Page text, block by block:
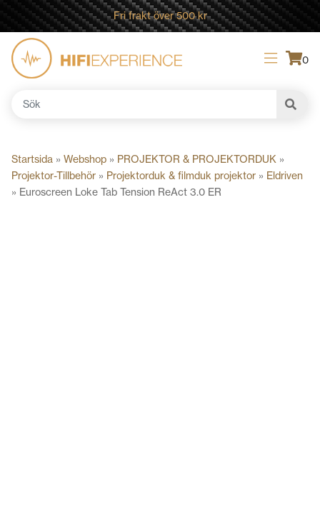
Fri frakt över 500 kr
0
Sök
Startsida » Webshop » PROJEKTOR & PROJEKTORDUK »
Projektor-Tillbehör » Projektorduk & filmduk projektor » Eldriven
» Euroscreen Loke Tab Tension ReAct 3.0 ER